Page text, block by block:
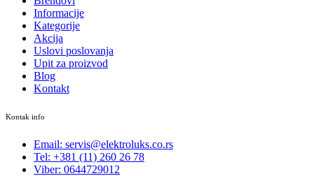
Informacije
Kategorije
Akcija
Uslovi poslovanja
Upit za proizvod
Blog
Kontakt
Kontak info
Email: servis@elektroluks.co.rs
Tel: +381 (11) 260 26 78
Viber: 0644729012